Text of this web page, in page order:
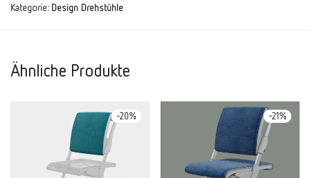
Kategorie: Design Drehstühle
Ähnliche Produkte
-20% -21%